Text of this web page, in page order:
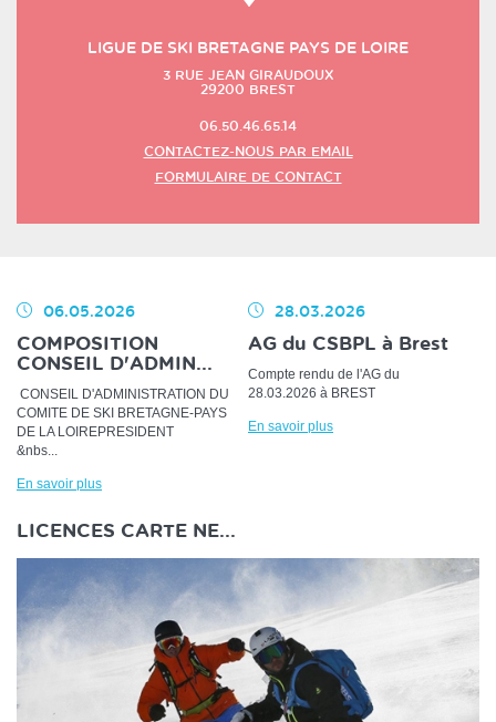
LIGUE DE SKI BRETAGNE PAYS DE LOIRE
3 RUE JEAN GIRAUDOUX
29200 BREST
06.50.46.65.14
CONTACTEZ-NOUS PAR EMAIL
FORMULAIRE DE CONTACT
06.05.2026
COMPOSITION
CONSEIL D'ADMIN...
CONSEIL D'ADMINISTRATION DU
COMITE DE SKI BRETAGNE-PAYS
DE LA LOIREPRESIDENT
&nbs...
En savoir plus
28.03.2026
AG du CSBPL à Brest
Compte rendu de l'AG du
28.03.2026 à BREST
En savoir plus
LICENCES CARTE NE...